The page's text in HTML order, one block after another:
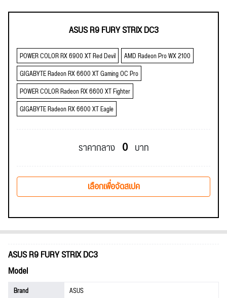
ASUS R9 FURY STRIX DC3
POWER COLOR RX 6900 XT Red Devil
AMD Radeon Pro WX 2100
GIGABYTE Radeon RX 6600 XT Gaming OC Pro
POWER COLOR Radeon RX 6600 XT Fighter
GIGABYTE Radeon RX 6600 XT Eagle
ราคากลาง 0 บาท
เลือกเพื่อจัดสเปค
ASUS R9 FURY STRIX DC3
Model
Brand
ASUS